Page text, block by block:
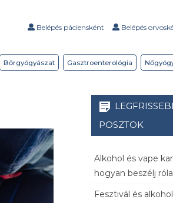
Belépés páciensként Belépés
Gasztroenterológia
Bőrgyógyászat
POSZTOK
Alkohol és vape
hogyan beszélj
Fesztivál és